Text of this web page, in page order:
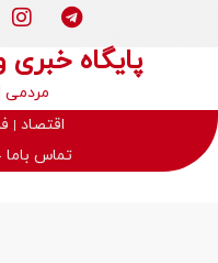
پایگاه
مردمی
اقتصاد
تماس باما